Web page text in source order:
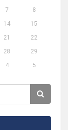
7
8
14
15
21
22
28
29
4 5